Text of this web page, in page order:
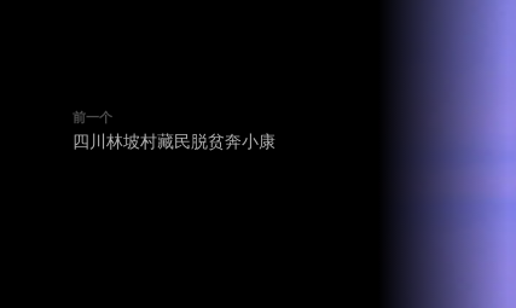
前一个
四川林坡村藏民脱贫奔小康